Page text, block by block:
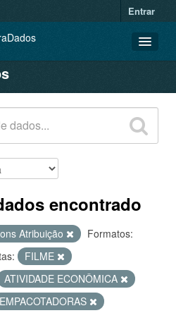
Entrar
encontrado
Atribuição
Formatos:
FILME
ATIVIDADE ECONÔMICA
EMPACOTADORAS